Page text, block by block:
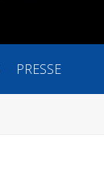
PRESSE